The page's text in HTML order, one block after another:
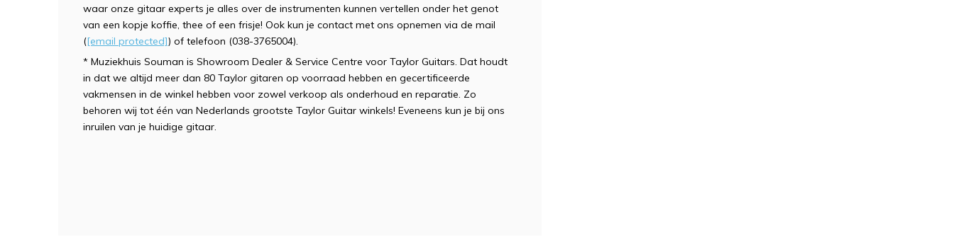
waar onze gitaar experts je alles over de instrumenten kunnen vertellen onder het genot
van een kopje koffie, thee of een frisje! Ook kun je contact met ons opnemen via de mail
([email protected]) of telefoon (038-3765004).
* Muziekhuis Souman is Showroom Dealer & Service Centre voor Taylor Guitars. Dat houdt
in dat we altijd meer dan 80 Taylor gitaren op voorraad hebben en gecertificeerde
vakmensen in de winkel hebben voor zowel verkoop als onderhoud en reparatie. Zo
behoren wij tot één van Nederlands grootste Taylor Guitar winkels! Eveneens kun je bij ons
inruilen van je huidige gitaar.